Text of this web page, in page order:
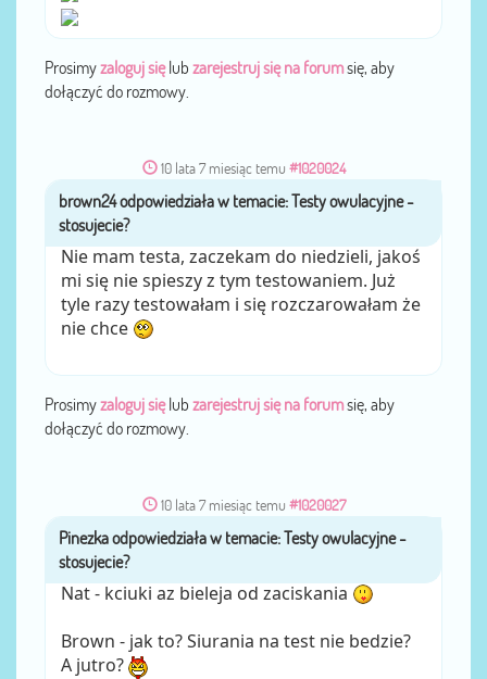
Prosimyzaloguj sięlub zarejestruj się na forumsię, aby
dołączyć do rozmowy.
10 lata 7 miesiąc temu #1020024
przezbrown24
Nie mam testa, zaczekam do niedzieli, jakoś
mi się nie spieszy z tym testowaniem. Już
tyle razy testowałam i się rozczarowałam że
nie chce
Prosimyzaloguj sięlub zarejestruj się na forumsię, aby
dołączyć do rozmowy.
10 lata 7 miesiąc temu #1020027
przez Pinezka
Nat - kciuki az bieleja od zaciskania
Brown - jak to? Siurania na test nie bedzie?
A jutro?